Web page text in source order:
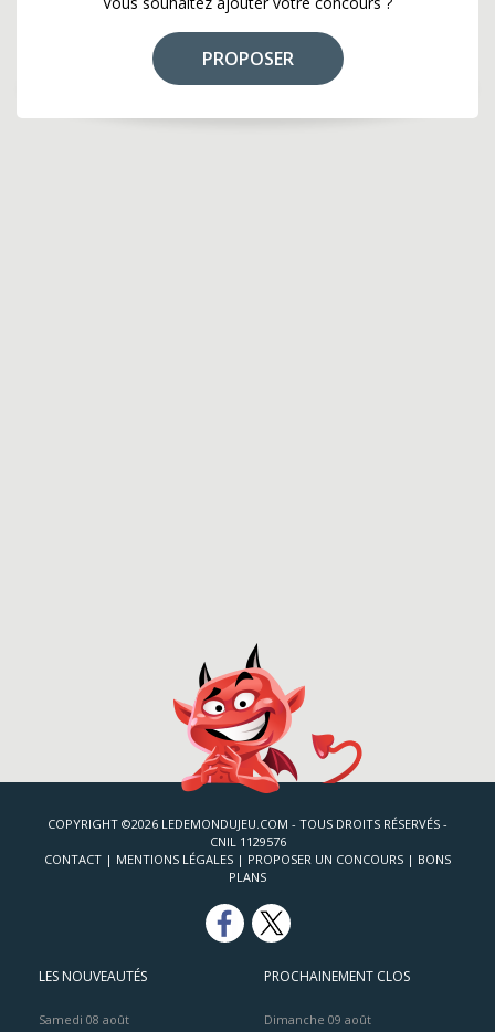
PROPOSER
COPYRIGHT ©2026 LEDEMONDUJEU.COM - TOUS DROITS RÉSERVÉS -
CNIL 1129576
CONTACT | MENTIONS LÉGALES | PROPOSER UN CONCOURS | BONS
PLANS
LES NOUVEAUTÉS
Samedi 08 août
PROCHAINEMENT CLOS
Dimanche 09 août